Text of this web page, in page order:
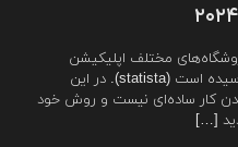
در فروشگاه‌های مختلف اپلیکیشن
عرضه شده‌اند، به بیش از ۶ میلیون رسیده است (statista). در این
کار ساده‌ای نیست و روش خود
[…]